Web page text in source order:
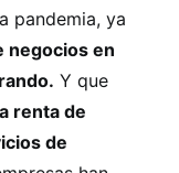
pandemia, ya
negocios en
Y que
renta de
de